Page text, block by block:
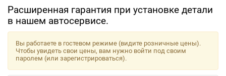
Расширенная гарантия при установке детали
в нашем автосервисе.
Вы работаете в гостевом режиме (видите розничные цены).
Чтобы увидеть свои цены, вам нужно войти под своим
паролем (или зарегистрироваться).